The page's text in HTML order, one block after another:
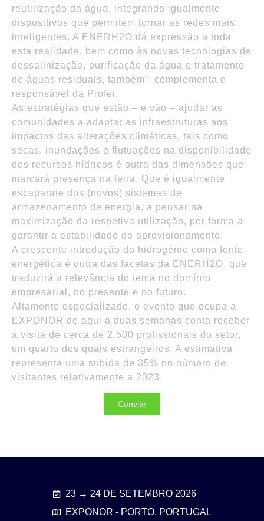
reutilização da água, integrando igualmente
dispositivos que permitem tornar as redes mais
inteligentes. A ENERH2O dá expressão a toda
esta realidade, bem como às novas tecnologias de
dessalinização, purificação da água e tratamento
de águas residuais, também”, complementa o
responsável da Profei.
As estratégias que estão – e vão – ajudar as
comunidades a adaptar as infraestruturas aos
impactos das alterações climáticas, tais como
secas, inundações e flutuações na disponibilidade
dos recursos hídricos é outra das dimensões que
marcará presença na feira. Que é igualmente
escaparate dos (novos) sistemas de
armazenamento de energia, a pensar na
maximização da respetiva utilização, por forma a
garantir a estabilidade do aprovisionamento.
A crescente introdução do hidrogénio como fonte
energética é outra das facetas da ENERH2O, que
traduzirá a relevância do tema no domínio
empresarial, no presente e no futuro.
Altamente especializado, o evento que ocupa a
EXPONOR de aqui a duas semanas conta receber
a visita de cerca de 2.500 profissionais do setor,
um quarto dos quais estrangeiros. A estimativa
representa uma subida de 35% no número de
visitantes relativamente a 2023.
Convite
23 → 24 DE SETEMBRO 2026
EXPONOR - PORTO, PORTUGAL